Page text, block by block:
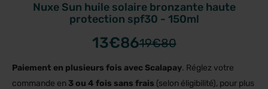
Nuxe Sun huile solaire bronzante haute
protection spf30 - 150ml
13€8619€80
Paiement en plusieurs fois avec Scalapay. Réglez votre
commande en 3 ou 4 fois sans frais (selon éligibilité), pour plus